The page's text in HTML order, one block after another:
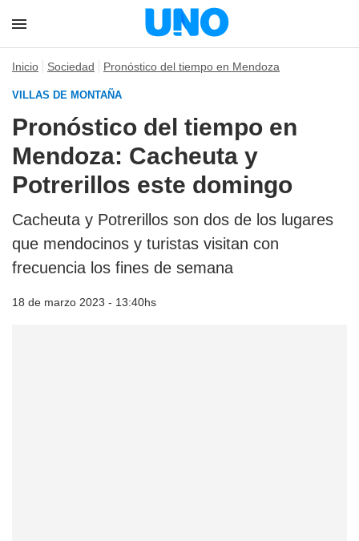
Inicio Sociedad Pronóstico del tiempo en Mendoza
VILLAS DE MONTAÑA
Pronóstico del tiempo en
Mendoza: Cacheuta y
Potrerillos este domingo
Cacheuta y Potrerillos son dos de los lugares
que mendocinos y turistas visitan con
frecuencia los fines de semana
18 de marzo 2023 - 13:40hs